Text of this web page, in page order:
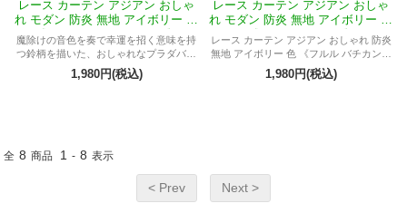
レース カーテン アジアン おしゃ
れ モダン 防炎 無地 アイボリー 色
《フルル チャンティック》
魔除けの音色を奏で幸運を招く意味を持
つ鈴柄を描いた、おしゃれなプラダバテ
ィック布飾りと透明感の有るモダンな無
地レースとのコラボレーションがお部屋
1,980円(税込)
レース カーテン アジアン おしゃ
れ モダン 防炎 無地 アイボリー 色
《フルル バチカン》
レース カーテン アジアン おしゃれ 防炎
無地 アイボリー 色 《フルル バチカン》
モダン 喫茶店 レストラン 飲食店 ダイニ
ング カフェ バリ 店舗 店 ホテル
1,980円(税込)
全 8 商品 1 - 8 表示
< Prev Next >